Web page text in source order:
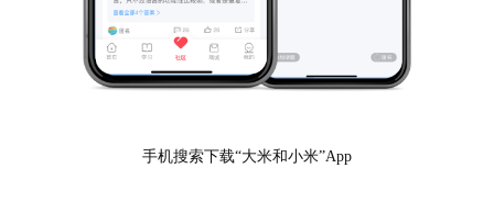
广州白云中心
广东省广州市白云区沙太路666号 地铁站：梅花园地铁站B出口，直
接打公交车 791 或者498，三站直达三九脑科医院门口步行91米到现
象SOHO创新中心2楼 大米小米白云中心
广州越秀中心
广州文冲中心
手机搜索下载“大米和小米”App